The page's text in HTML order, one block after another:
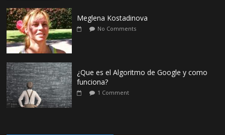
Meglena Kostadinova
No Comments
¿Que es el Algoritmo de Google y como
funciona?
1 Comment